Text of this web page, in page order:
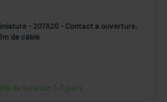
- 207A20 - Contact à ouverture,
de câble
de livraison 1-3 jours